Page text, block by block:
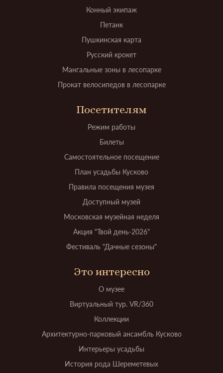
Конный экипаж
Петанк
Пушкинская карта
Русский крокет
Мангальные зоны в лесопарке
Прокат велосипедов в лесопарке
Посетителям
Режим работы
Билеты
Самостоятельное посещение
План усадьбы Кусково
Правила посещения музея
Доступный музей
Московская музейная неделя
Акция "Твой день-2026"
Фестиваль "Дачные сезоны"
Это интересно
О музее
Виртуальный тур. VR/360
Коллекции
Архитектурно-парковый ансамбль Кусково
Интерьеры усадьбы
История рода Шереметевых